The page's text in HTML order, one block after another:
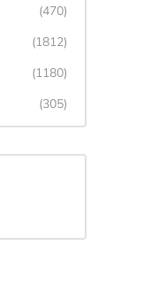
(470)
(1812)
(1180)
(305)